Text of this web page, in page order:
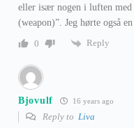
eller især nogen i luften med
(weapon)”. Jeg hørte også
0
Reply
Bjovulf 16 years ago
Reply to Liva